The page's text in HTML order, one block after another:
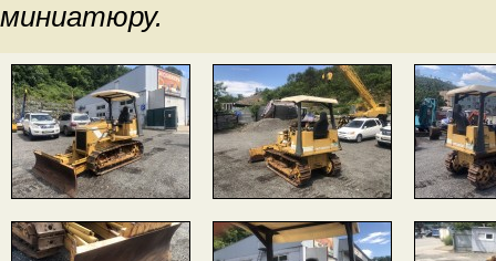
миниатюру.